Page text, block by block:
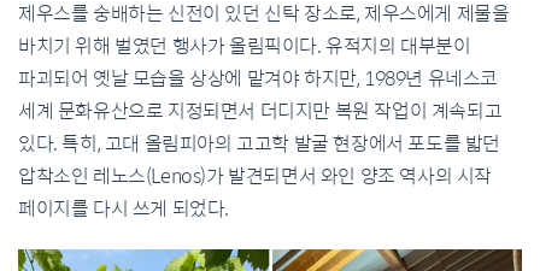
제우스를 숭배하는 신전이 있던 신탁 장소로, 제우스에게 제물을
바치기 위해 벌였던 행사가 올림픽이다. 유적지의 대부분이
파괴되어 옛날 모습을 상상에 맡겨야 하지만, 1989년 유네스코
세계 문화유산으로 지정되면서 더디지만 복원 작업이 계속되고
있다. 특히, 고대 올림피아의 고고학 발굴 현장에서 포도를 밟던
압착소인 레노스(Lenos)가 발견되면서 와인 양조 역사의 시작
페이지를 다시 쓰게 되었다.